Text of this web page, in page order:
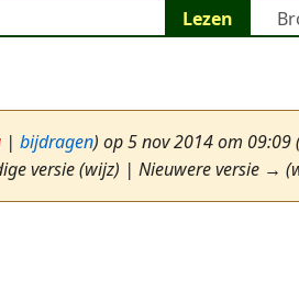
Lezen
| bijdragen) op 5 nov 2014 om 09:09
versie (wijz) | Nieuwere versie →